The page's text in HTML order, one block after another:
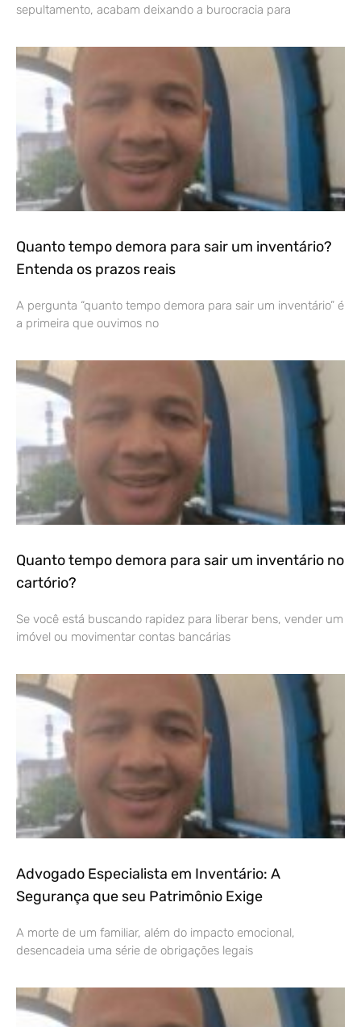
sepultamento, acabam deixando a burocracia para
Quanto tempo demora para sair um inventário?
Entenda os prazos reais
A pergunta “quanto tempo demora para sair um inventário” é
a primeira que ouvimos no
Quanto tempo demora para sair um inventário no
cartório?
Se você está buscando rapidez para liberar bens, vender um
imóvel ou movimentar contas bancárias
Advogado Especialista em Inventário: A
Segurança que seu Patrimônio Exige
A morte de um familiar, além do impacto emocional,
desencadeia uma série de obrigações legais